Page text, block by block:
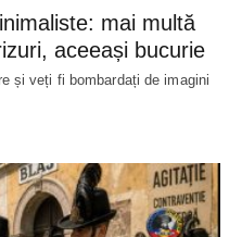
mai multă
aceeași bucurie
și veți fi bombardați de imagini